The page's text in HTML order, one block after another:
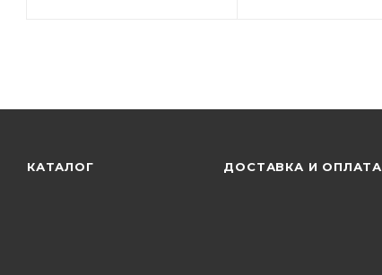
КАТАЛОГ ДОСТАВКА И ОПЛАТА